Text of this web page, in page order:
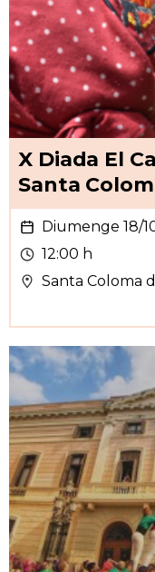
X Diada El
Santa
Diumenge 18/
12:00 h
Santa Coloma